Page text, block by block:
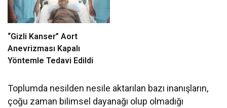
“Gizli Kanser” Aort
Anevrizması Kapalı
Yöntemle Tedavi Edildi
Toplumda nesilden nesile aktarılan bazı inanışların,
çoğu zaman bilimsel dayanağı olup olmadığı